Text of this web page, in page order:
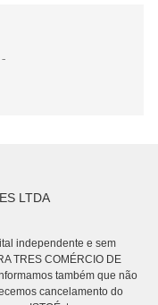
LTDA
independente e sem
TRES COMÉRCIO DE
também que não
cancelamento do